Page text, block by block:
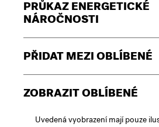
PRŮKAZ ENERGETICKÉ
NÁROČNOSTI
PŘIDAT MEZI OBLÍBENÉ
ZOBRAZIT OBLÍBENÉ
Uvedená vyobrazení mají pouze